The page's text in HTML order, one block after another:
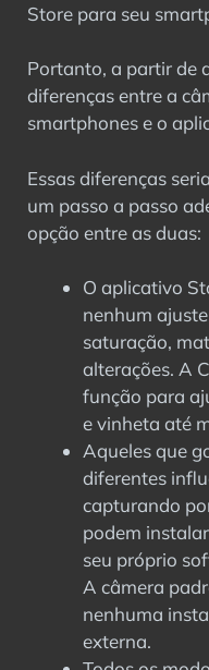
Store para seu
Portanto, a partir de
diferenças entre a
smartphones e o
Essas diferenças
um passo a passo
opção entre as duas:
O aplicativo
nenhum
saturação,
alterações. A
função para
e vinheta até
Aqueles que
diferentes
capturando
podem
seu próprio
A câmera
nenhuma
externa.